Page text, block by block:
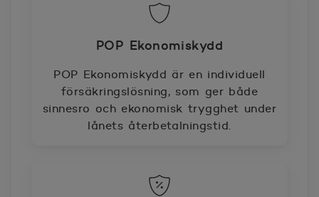
POP Ekonomiskydd
POP Ekonomiskydd är en individuell
försäkringslösning, som ger både
sinnesro och ekonomisk trygghet under
lånets återbetalningstid.